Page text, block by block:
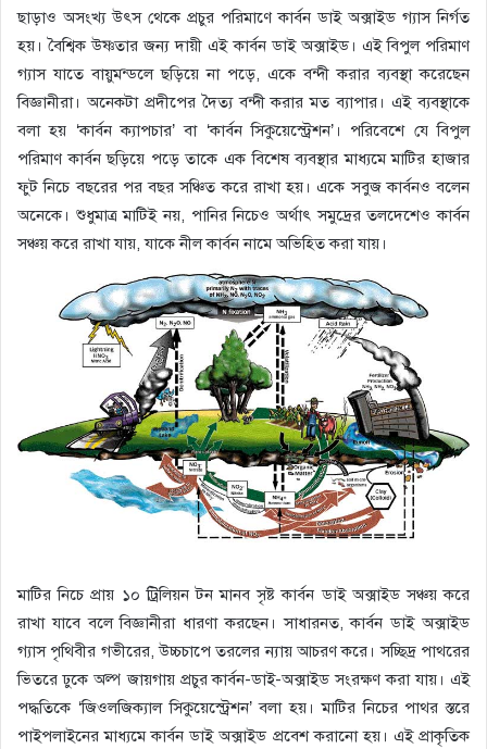
ছাড়াও অসংখ্য উৎস থেকে প্রচুর পরিমাণে কার্বন ডাই অক্সাইড গ্যাস নির্গত
হয়। বৈশ্বিক উষ্ণতার জন্য দায়ী এই কার্বন ডাই অক্সাইড। এই বিপুল পরিমাণ
গ্যাস যাতে বায়ুমন্ডলে ছড়িয়ে না পড়ে, একে বন্দী করার ব্যবস্থা করেছেন
বিজ্ঞানীরা। অনেকটা প্রদীপের দৈত্য বন্দী করার মত ব্যাপার। এই ব্যবস্থাকে
বলা হয় ‘কার্বন ক্যাপচার’ বা ‘কার্বন সিকুয়েস্ট্রেশন’। পরিবেশে যে বিপুল
পরিমাণ কার্বন ছড়িয়ে পড়ে তাকে এক বিশেষ ব্যবস্থার মাধ্যমে মাটির হাজার
ফুট নিচে বছরের পর বছর সঞ্চিত করে রাখা হয়। একে সবুজ কার্বনও বলেন
অনেকে। শুধুমাত্র মাটিই নয়, পানির নিচেও অর্থাৎ সমুদ্রের তলদেশেও কার্বন
সঞ্চয় করে রাখা যায়, যাকে নীল কার্বন নামে অভিহিত করা যায়।
মাটির নিচে প্রায় ১০ ট্রিলিয়ন টন মানব সৃষ্ট কার্বন ডাই অক্সাইড সঞ্চয় করে
রাখা যাবে বলে বিজ্ঞানীরা ধারণা করছেন। সাধারনত, কার্বন ডাই অক্সাইড
গ্যাস পৃথিবীর গভীরের, উচ্চচাপে তরলের ন্যায় আচরণ করে। সচ্ছিদ্র পাথরের
ভিতরে ঢুকে অল্প জায়গায় প্রচুর কার্বন-ডাই-অক্সাইড সংরক্ষণ করা যায়। এই
পদ্ধতিকে ‘জিওলজিক্যাল সিকুয়েস্ট্রেশন’ বলা হয়। মাটির নিচের পাথর স্তরে
পাইপলাইনের মাধ্যমে কার্বন ডাই অক্সাইড প্রবেশ করানো হয়। এই প্রাকৃতিক